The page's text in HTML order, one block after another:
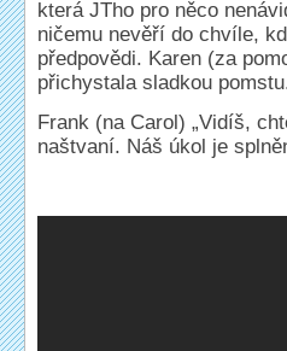
která JTho pro něco
ničemu nevěří do chvíle,
předpovědi. Karen (za
přichystala sladkou
Frank (na Carol) „Vidíš,
naštvaní. Náš úkol je